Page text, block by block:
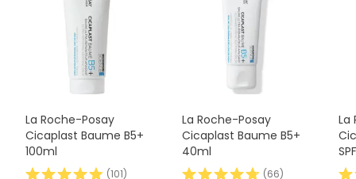
La Roche-Posay
Cicaplast Baume B5+
100ml
(101)
La Roche-Posay
Cicaplast Baume B5+
40ml
(66)
La